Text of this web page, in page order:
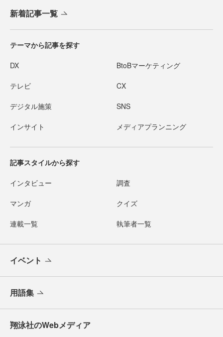
新着記事一覧
テーマから記事を探す
DX BtoBマーケティング
テレビ CX
デジタル施策 SNS
インサイト メディアプランニング
記事スタイルから探す
インタビュー 調査
マンガ クイズ
連載一覧 執筆者一覧
イベント
用語集
翔泳社のWebメディア